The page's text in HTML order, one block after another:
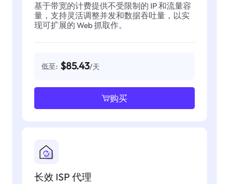
基于带宽的计费提供不受限制的 IP 和流量容
量，支持灵活调整并发和数据吞吐量，以实
现可扩展的 Web 抓取作。
低至: $85.43/天
购买
长效 ISP 代理